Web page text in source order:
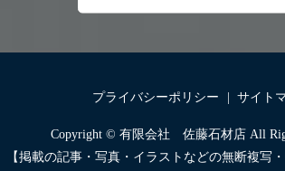
プライバシーポリシー サイト
Copyright © 有限会社 佐藤石材店 All
【掲載の記事・写真・イラストなどの無断複写